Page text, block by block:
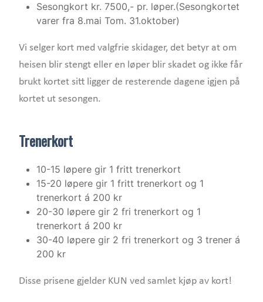
Sesongkort kr. 7500,- pr. løper.(Sesongkortet
varer fra 8.mai Tom. 31.oktober)
Vi selger kort med valgfrie skidager, det betyr at om
heisen blir stengt eller en løper blir skadet og ikke får
brukt kortet sitt ligger de resterende dagene igjen på
kortet ut sesongen.
Trenerkort
10-15 løpere gir 1 fritt trenerkort
15-20 løpere gir 1 fritt trenerkort og 1
trenerkort á 200 kr
20-30 løpere gir 2 fri trenerkort og 1
trenerkort á 200 kr
30-40 løpere gir 2 fri trenerkort og 3 trener á
200 kr
Disse prisene gjelder KUN ved samlet kjøp av kort!